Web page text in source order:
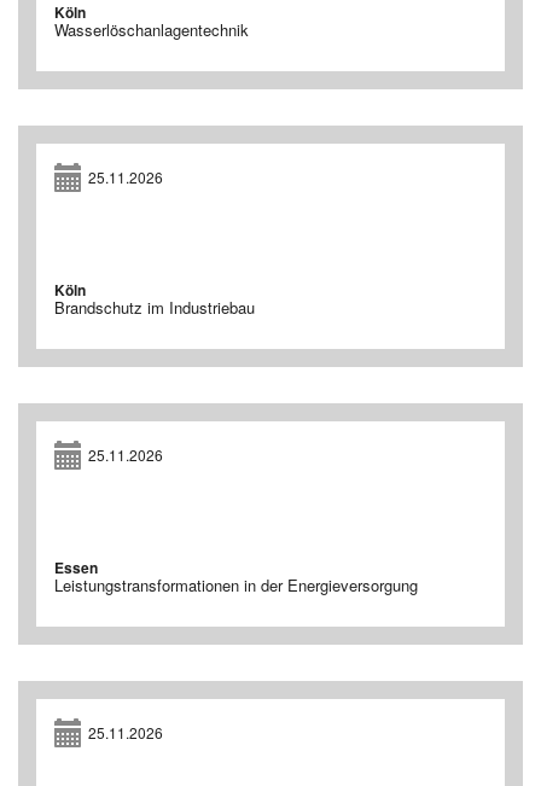
Köln
Wasserlöschanlagentechnik
25.11.2026
Köln
Brandschutz im Industriebau
25.11.2026
Essen
Leistungstransformationen in der Energieversorgung
25.11.2026